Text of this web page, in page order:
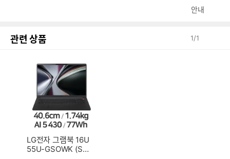
안내
관련 상품 1/1
LG전자 그램북 16U
55U-GSOWK (SS